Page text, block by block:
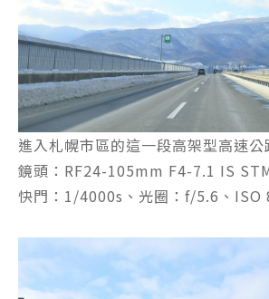
進入札幌市區的這一段高架型高速公
鏡頭：RF24-105mm F4-7.1 IS
快門：1/4000s、光圈：f/5.6、ISO